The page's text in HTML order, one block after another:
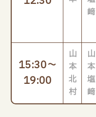
﨑
15:30～
19:00
山
本
北
村
山
本
塩
﨑